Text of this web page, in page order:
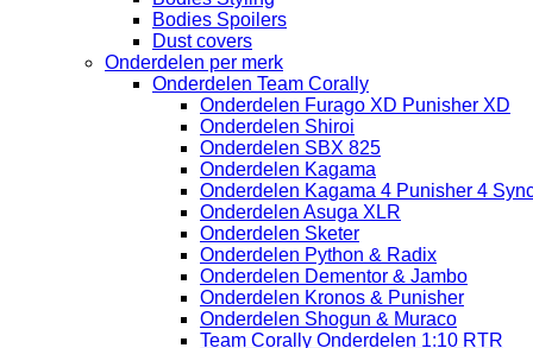
Bodies Spoilers
Dust covers
Onderdelen per merk
Onderdelen Team Corally
Onderdelen Furago XD Punisher XD
Onderdelen Shiroi
Onderdelen SBX 825
Onderdelen Kagama
Onderdelen Kagama 4 Punisher 4
Onderdelen Asuga XLR
Onderdelen Sketer
Onderdelen Python & Radix
Onderdelen Dementor & Jambo
Onderdelen Kronos & Punisher
Onderdelen Shogun & Muraco
Team Corally Onderdelen 1:10 RTR